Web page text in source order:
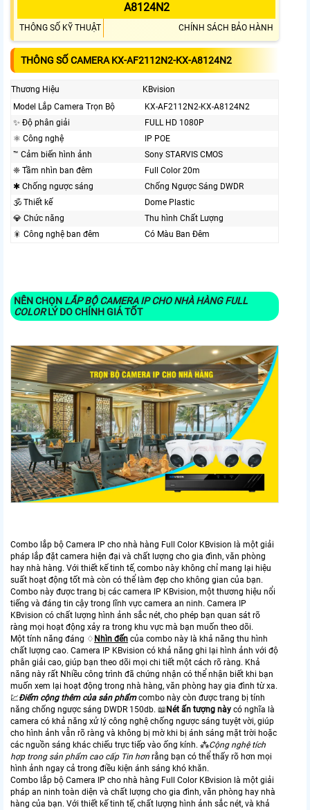
A8124N2
THÔNG SỐ KỸ THUẬT CHÍNH SÁCH BẢO HÀNH
THÔNG SỐ CAMERA KX-AF2112N2-KX-A8124N2
Thương Hiệu
KBvision
Model Lắp Camera Trọn Bộ
KX-AF2112N2-KX-A8124N2
✨ Độ phân giải
FULL HD 1080P
⚛️ Công nghệ
IP POE
™️ Cảm biến hình ảnh
Sony STARVIS CMOS
❈ Tầm nhìn ban đêm
Full Color 20m
✱ Chống ngược sáng
Chống Ngược Sáng DWDR
🕉️ Thiết kế
Dome Plastic
💎 Chức năng
Thu hình Chất Lượng
🎇 Công nghệ ban đêm
Có Màu Ban Ðêm
NÊN CHỌN LẮP BỘ CAMERA IP CHO NHÀ HÀNG FULL
COLORLÝ DO CHÍNH GIÁ TỐT
Combo lắp bộ Camera IP cho nhà hàng Full Color KBvision là một giải
pháp lắp đặt camera hiện đại và chất lượng cho gia đình, văn phòng
hay nhà hàng. Với thiết kế tinh tế, combo này không chỉ mang lại hiệu
suất hoạt động tốt mà còn có thể làm đẹp cho không gian của bạn.
Combo này được trang bị các camera IP KBvision, một thương hiệu nổi
tiếng và đáng tin cậy trong lĩnh vực camera an ninh. Camera IP
KBvision có chất lượng hình ảnh sắc nét, cho phép bạn quan sát rõ
ràng mọi hoạt động xảy ra trong khu vực mà bạn muốn theo dõi.
Một tính năng đáng ♢ Nhìn đến của combo này là khả năng thu hình
chất lượng cao. Camera IP KBvision có khả năng ghi lại hình ảnh với độ
phân giải cao, giúp bạn theo dõi mọi chi tiết một cách rõ ràng. Khả
năng này rất Nhiều công trình đã chứng nhận có thể nhận biết khi bạn
muốn xem lại hoạt động trong nhà hàng, văn phòng hay gia đình từ xa.
💹Điểm cộng thêm của sản phẩmcombo này còn được trang bị tính
năng chống ngược sáng DWDR 150db. 📖 Nét ấn tượng này có nghĩa là
camera có khả năng xử lý công nghệ chống ngược sáng tuyệt vời, giúp
cho hình ảnh vẫn rõ ràng và không bị mờ khi bị ánh sáng mặt trời hoặc
các nguồn sáng khác chiếu trực tiếp vào ống kính. ⁂Cộng nghệ tích
hợp trong sản phẩm cao cấp Tin hơn rằng bạn có thể thấy rõ hơn mọi
hình ảnh ngay cả trong điều kiện ánh sáng khó khăn.
Combo lắp bộ Camera IP cho nhà hàng Full Color KBvision là một giải
pháp an ninh toàn diện và chất lượng cho gia đình, văn phòng hay nhà
hàng của bạn. Với thiết kế tinh tế, chất lượng hình ảnh sắc nét, và khả